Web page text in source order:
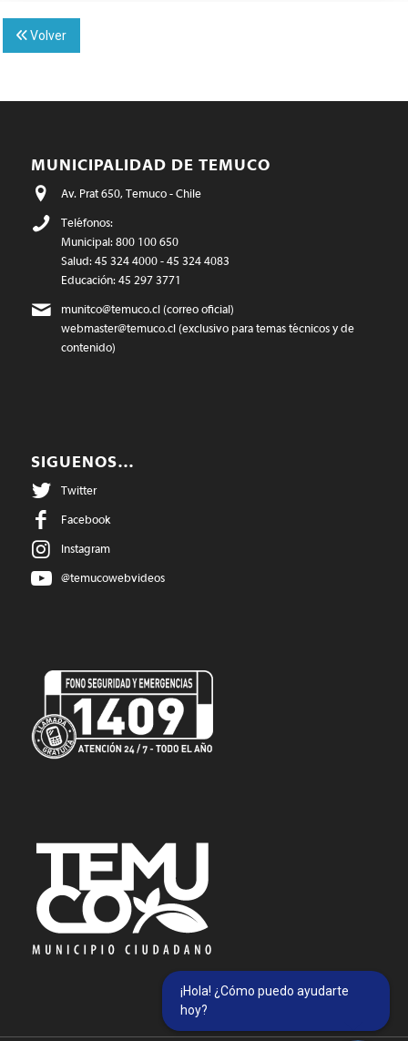
Volver
MUNICIPALIDAD DE TEMUCO
Av. Prat 650, Temuco - Chile
Teléfonos:
Municipal: 800 100 650
Salud: 45 324 4000 - 45 324 4083
Educación: 45 297 3771
munitco@temuco.cl(correo oficial)
webmaster@temuco.cl(exclusivo para temas técnicos y de
contenido)
SIGUENOS…
Twitter
Facebook
Instagram
@temucowebvideos
¡Hola! ¿Cómo puedo ayudarte
hoy?